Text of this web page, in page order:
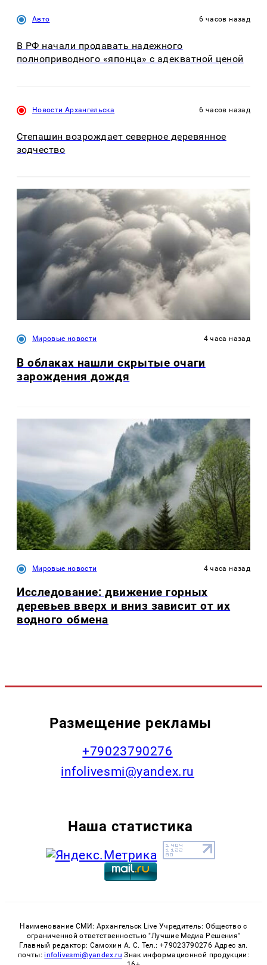
Авто 6 часов назад
В РФ начали продавать надежного
полноприводного «японца» с адекватной ценой
Новости Архангельска 6 часов назад
Степашин возрождает северное деревянное
зодчество
Мировые новости 4 часа назад
В облаках нашли скрытые очаги
зарождения дождя
Мировые новости 4 часа назад
Исследование: движение горных
деревьев вверх и вниз зависит от их
водного обмена
Размещение рекламы
+79023790276
infolivesmi@yandex.ru
Наша статистика
Наименование СМИ: Архангельск Live Учредитель: Общество с
ограниченной ответственностью "Лучшие Медиа Решения"
Главный редактор: Самохин А. С. Тел.: +79023790276 Адрес эл.
почты: infolivesmi@yandex.ru Знак информационной продукции: